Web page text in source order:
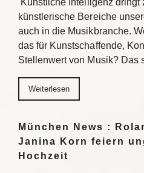
Künstliche Intelligenz dringt
künstlerische Bereiche
auch in die Musikbranche.
das für Kunstschaffende,
Stellenwert von Musik? Das
Weiterlesen
München News :
Janina Korn feiern
Hochzeit